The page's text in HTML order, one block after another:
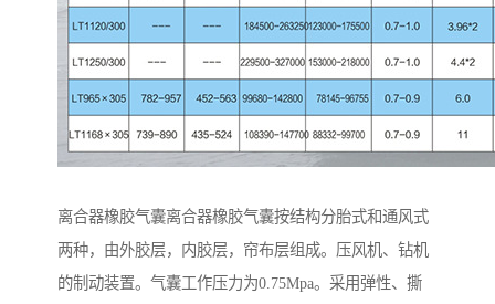
离合器橡胶气囊离合器橡胶气囊按结构分胎式和通风式
两种，由外胶层，内胶层，帘布层组成。压风机、钻机
的制动装置。气囊工作压力为0.75Mpa。采用弹性、撕